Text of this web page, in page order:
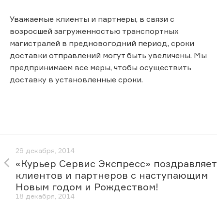
Уважаемые клиенты и партнеры, в связи с
возросшей загруженностью транспортных
магистралей в предновогодний период, сроки
доставки отправлений могут быть увеличены. Мы
предпринимаем все меры, чтобы осуществить
доставку в установленные сроки.
29 декабря, 2014
«Курьер Сервис Экспресс» поздравляет
клиентов и партнеров с наступающим
Новым годом и Рождеством!
18 декабря, 2014